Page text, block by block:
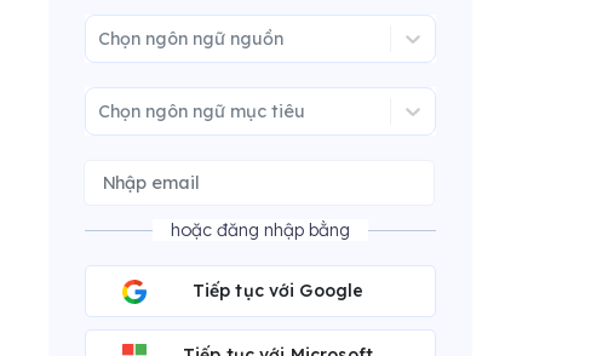
Chọn ngôn ngữ nguồn
Chọn ngôn ngữ mục tiêu
hoặc đăng nhập bằng
Tiếp tục với Google